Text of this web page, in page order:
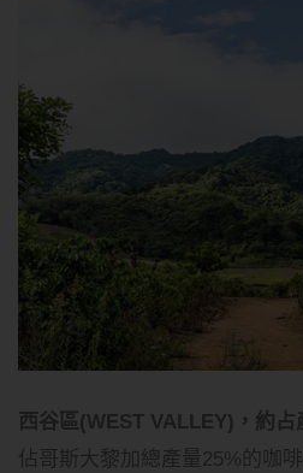
西谷區(WEST VALLEY)，約占
佔哥斯大黎加總產量25%的咖